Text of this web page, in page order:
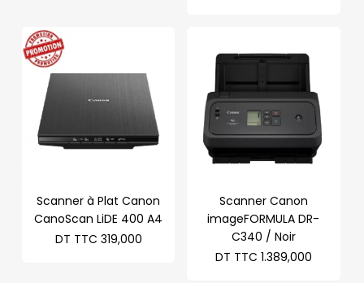
Scanner à Plat Canon
CanoScan LiDE 400 A4
DT TTC 319,000
Scanner Canon
imageFORMULA DR-
C340 / Noir
DT TTC 1.389,000